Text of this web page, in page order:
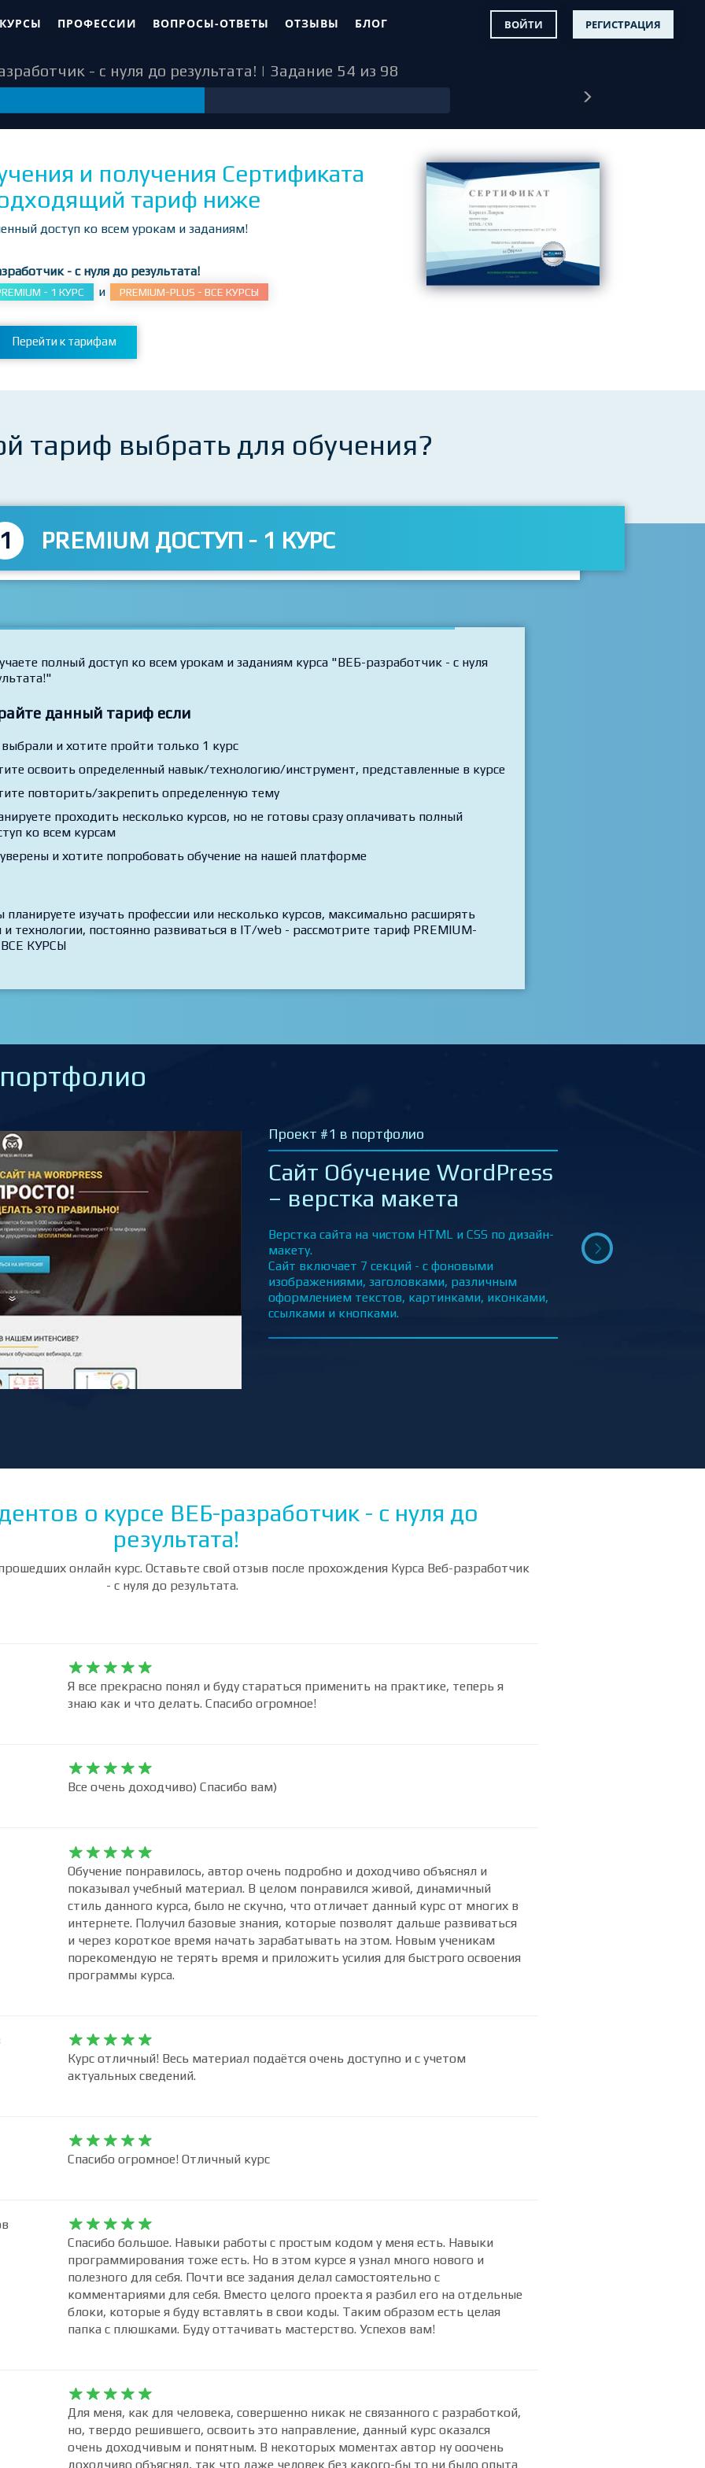
ВОЙТИ РЕГИСТРАЦИЯ
ПРОФЕССИИ ВОПРОСЫ-ОТВЕТЫ ОТЗЫВЫ БЛОГ
- с нуля до результата! | Задание 54 из 98
и получения Сертификата
тариф ниже
доступ ко всем урокам и заданиям!
- с нуля до результата!
- 1 КУРС и PREMIUM-PLUS - ВСЕ КУРСЫ
Перейти к тарифам
тариф выбрать для обучения?
1 PREMIUM ДОСТУП - 1 КУРС
полный доступ ко всем урокам и заданиям курса "ВЕБ-разработчик - с нуля
данный тариф если
и хотите пройти только 1 курс
освоить определенный навык/технологию/инструмент, представленные в курсе
повторить/закрепить определенную тему
проходить несколько курсов, но не готовы сразу оплачивать полный
ко всем курсам
и хотите попробовать обучение на нашей платформе
планируете изучать профессии или несколько курсов, максимально расширять
и технологии, постоянно развиваться в IT/web - рассмотрите тариф PREMIUM-
ВСЕ КУРСЫ
Проект #2 в портфолио
Сайт Заказ Такси UBER –
верстка макета
Адаптивная верстка сайта по дизайн-макету на
HTML и CSS с применением современных
технологий – Bootstrap, препроцессоры Sass/Scss,
псевдоклассы и псевдоэлементы CSS и др.
Сайт включает блоки – Хэдер (верхнее меню,
лого, телефон/заказ), Главный экран,
о курсе ВЕБ-разработчик - с нуля до
результата!
онлайн курс. Оставьте свой отзыв после прохождения Курса Веб-разработчик
- с нуля до результата.
    
    
Я все прекрасно понял и буду стараться применить на практике, теперь я
знаю как и что делать. Спасибо огромное!
    
    
Все очень доходчиво) Спасибо вам)
    
    
Обучение понравилось, автор очень подробно и доходчиво объяснял и
показывал учебный материал. В целом понравился живой, динамичный
стиль данного курса, было не скучно, что отличает данный курс от многих в
интернете. Получил базовые знания, которые позволят дальше развиваться
и через короткое время начать зарабатывать на этом. Новым ученикам
порекомендую не терять время и приложить усилия для быстрого освоения
программы курса.
    
    
Курс отличный! Весь материал подаётся очень доступно и с учетом
актуальных сведений.
    
    
Спасибо огромное! Отличный курс
    
    
Спасибо большое. Навыки работы с простым кодом у меня есть. Навыки
программирования тоже есть. Но в этом курсе я узнал много нового и
полезного для себя. Почти все задания делал самостоятельно с
комментариями для себя. Вместо целого проекта я разбил его на отдельные
блоки, которые я буду вставлять в свои коды. Таким образом есть целая
папка с плюшками. Буду оттачивать мастерство. Успехов вам!
    
    
Для меня, как для человека, совершенно никак не связанного с разработкой,
но, твердо решившего, освоить это направление, данный курс оказался
очень доходчивым и понятным. В некоторых моментах автор ну ооочень
доходчиво объяснял, так что даже человек без какого-бы то ни было опыта